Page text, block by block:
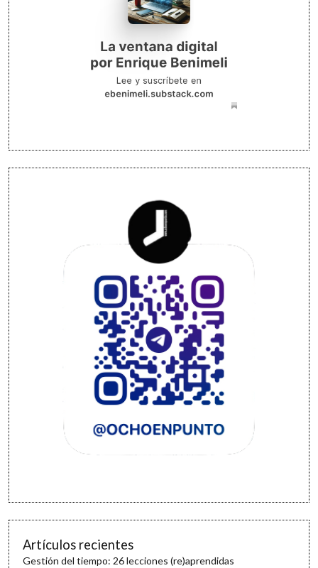
Artículos recientes
Gestión del tiempo: 26 lecciones (re)aprendidas